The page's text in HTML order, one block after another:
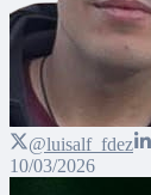
@luisalf_fdez
10/03/2026